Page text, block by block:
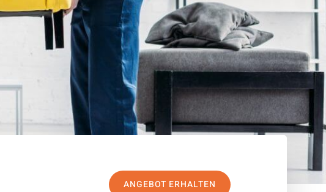
ANGEBOT ERHALTEN